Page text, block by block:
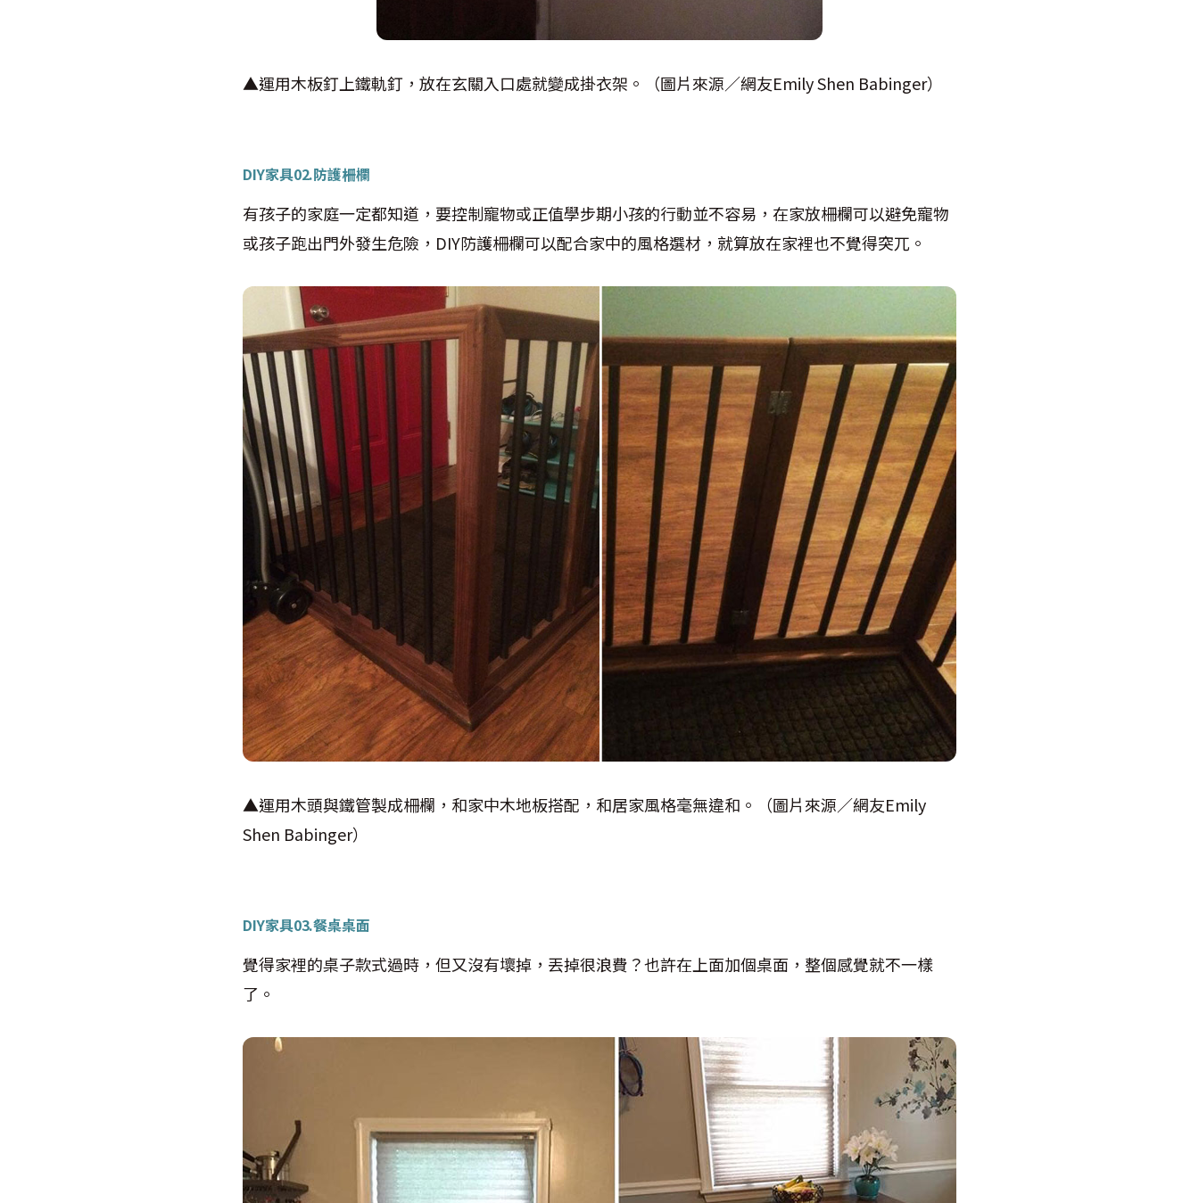
▲運用木板釘上鐵軌釘，放在玄關入口處就變成掛衣架。（圖片來源／網友‎Emily Shen Babinger）
DIY家具02.防護柵欄
有孩子的家庭一定都知道，要控制寵物或正值學步期小孩的行動並不容易，在家放柵欄可以避免寵物
或孩子跑出門外發生危險， DIY防護柵欄可以配合家中的風格選材，就算放在家裡也不覺得突兀。
▲運用木頭與鐵管製成柵欄，和家中木地板搭配，和居家風格毫無違和。（圖片來源／網友‎Emily
Shen Babinger）
DIY家具03.餐桌桌面
覺得家裡的桌子款式過時，但又沒有壞掉，丟掉很浪費？也許在上面加個桌面，整個感覺就不一樣
了。